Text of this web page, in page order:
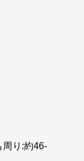
周り:約46-